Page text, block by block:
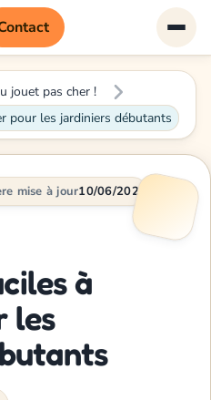
jouet pas cher !
pour les jardiniers débutants
mise à jour10/06/2026
à
les